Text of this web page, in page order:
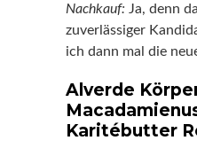
Nachkauf: Ja, denn
zuverlässiger
ich dann mal die
Alverde
Karitébutter